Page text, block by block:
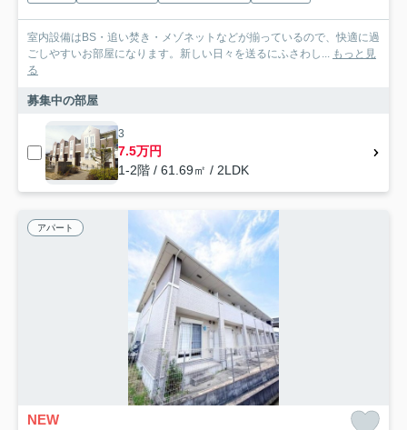
室内設備はBS・追い焚き・メゾネットなどが揃っているので、快適に過
ごしやすいお部屋になります。新しい日々を送るにふさわし... もっと見
る
募集中の部屋
3
7.5万円
1-2階 / 61.69㎡ / 2LDK
アパート
NEW